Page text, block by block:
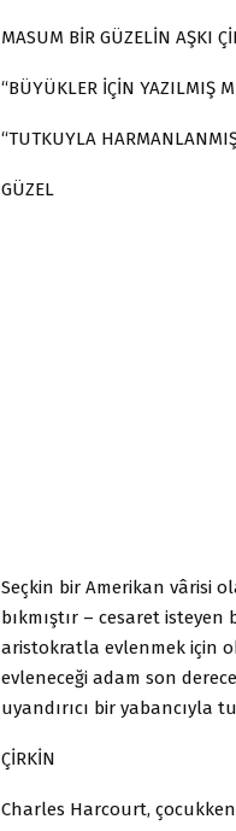
MASUM BİR GÜZELİN AŞKI
“BÜYÜKLER İÇİN YAZILMIŞ
“TUTKUYLA
GÜZEL
Seçkin bir Amerikan vârisi
bıkmıştır – cesaret
aristokratla evlenmek için
evleneceği adam son
uyandırıcı bir yabancıyla
ÇİRKİN
Charles Harcourt, çocukken